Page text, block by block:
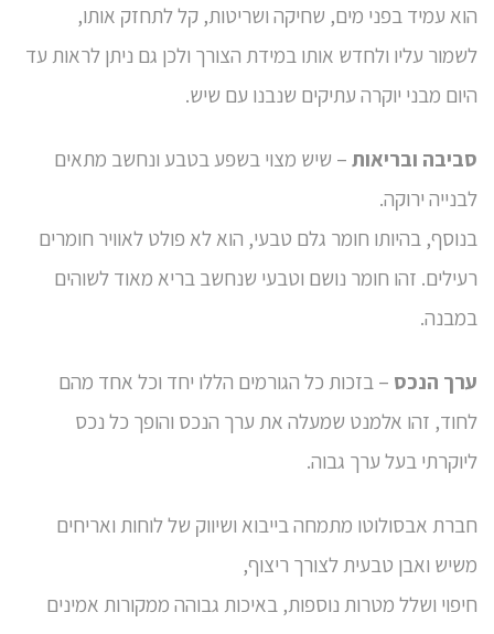
הוא עמיד בפני מים, שחיקה ושריטות, קל לתחזק אותו,
לשמור עליו ולחדש אותו במידת הצורך ולכן גם ניתן לראות עד
היום מבני יוקרה עתיקים שנבנו עם שיש.
סביבה ובריאות – שיש מצוי בשפע בטבע ונחשב מתאים
לבנייה ירוקה.
בנוסף, בהיותו חומר גלם טבעי, הוא לא פולט לאוויר חומרים
רעילים. זהו חומר נושם וטבעי שנחשב בריא מאוד לשוהים
במבנה.
ערך הנכס – בזכות כל הגורמים הללו יחד וכל אחד מהם
לחוד, זהו אלמנט שמעלה את ערך הנכס והופך כל נכס
ליוקרתי בעל ערך גבוה.
חברת אבסולוטו מתמחה בייבוא ושיווק של לוחות ואריחים
משיש ואבן טבעית לצורך ריצוף,
חיפוי ושלל מטרות נוספות, באיכות גבוהה ממקורות אמינים